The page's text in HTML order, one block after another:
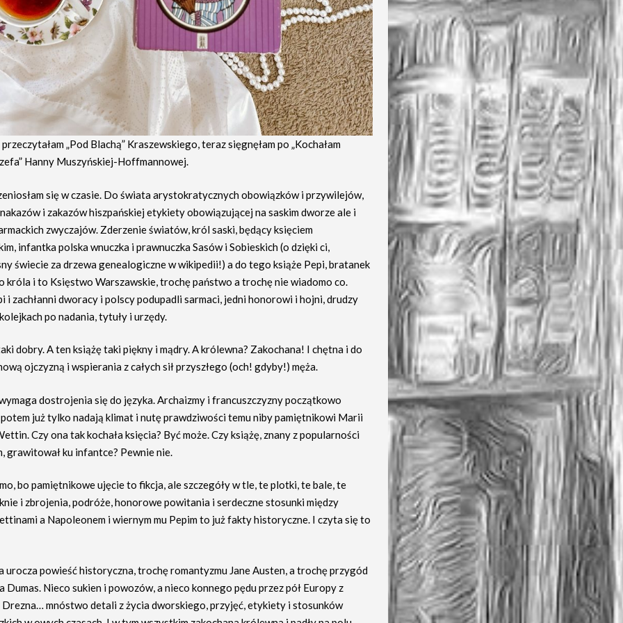
„Pod Blachą” Kraszewskiego, teraz sięgnęłam po „Kochałam
Hanny Muszyńskiej-Hoffmannowej.
się w czasie. Do świata arystokratycznych obowiązków i przywilejów,
i zakazów hiszpańskiej etykiety obowiązującej na saskim dworze ale i
zwyczajów. Zderzenie światów, król saski, będący księciem
infantka polska wnuczka i prawnuczka Sasów i Sobieskich (o dzięki ci,
świecie za drzewa genealogiczne w wikipedii!) a do tego książe Pepi, bratanek
króla i to Księstwo Warszawskie, trochę państwo a trochę nie wiadomo co.
i zachłanni dworacy i polscy podupadli sarmaci, jedni honorowi i hojni, drudzy
po nadania, tytuły i urzędy.
dobry. A ten książę taki piękny i mądry. A królewna? Zakochana! I chętna i do
ojczyzną i wspierania z całych sił przyszłego (och! gdyby!) męża.
dostrojenia się do języka. Archaizmy i francuszczyzny początkowo
już tylko nadają klimat i nutę prawdziwości temu niby pamiętnikowi Marii
Czy ona tak kochała księcia? Być może. Czy książę, znany z popularności
grawitował ku infantce? Pewnie nie.
bo pamiętnikowe ujęcie to fikcja, ale szczegóły w tle, te plotki, te bale, te
i zbrojenia, podróże, honorowe powitania i serdeczne stosunki między
a Napoleonem i wiernym mu Pepim to już fakty historyczne. I czyta się to
urocza powieść historyczna, trochę romantyzmu Jane Austen, a trochę przygód
Dumas. Nieco sukien i powozów, a nieco konnego pędu przez pół Europy z
Drezna… mnóstwo detali z życia dworskiego, przyjęć, etykiety i stosunków